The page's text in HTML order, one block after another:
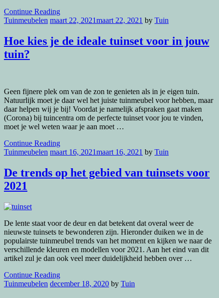
Continue Reading
Tuinmeubelen maart 22, 2021maart 22, 2021 by Tuin
Hoe kies je de ideale tuinset voor in jouw
tuin?
Geen fijnere plek om van de zon te genieten als in je eigen tuin.
Natuurlijk moet je daar wel het juiste tuinmeubel voor hebben, maar
daar helpen wij je bij! Voordat je namelijk afspraken gaat maken
(Corona) bij tuincentra om de perfecte tuinset voor jou te vinden,
moet je wel weten waar je aan moet …
Continue Reading
Tuinmeubelen maart 16, 2021maart 16, 2021 by Tuin
De trends op het gebied van tuinsets voor
2021
De lente staat voor de deur en dat betekent dat overal weer de
nieuwste tuinsets te bewonderen zijn. Hieronder duiken we in de
populairste tuinmeubel trends van het moment en kijken we naar de
verschillende kleuren en modellen voor 2021. Aan het eind van dit
artikel zul je dan ook veel meer duidelijkheid hebben over …
Continue Reading
Tuinmeubelen december 18, 2020 by Tuin